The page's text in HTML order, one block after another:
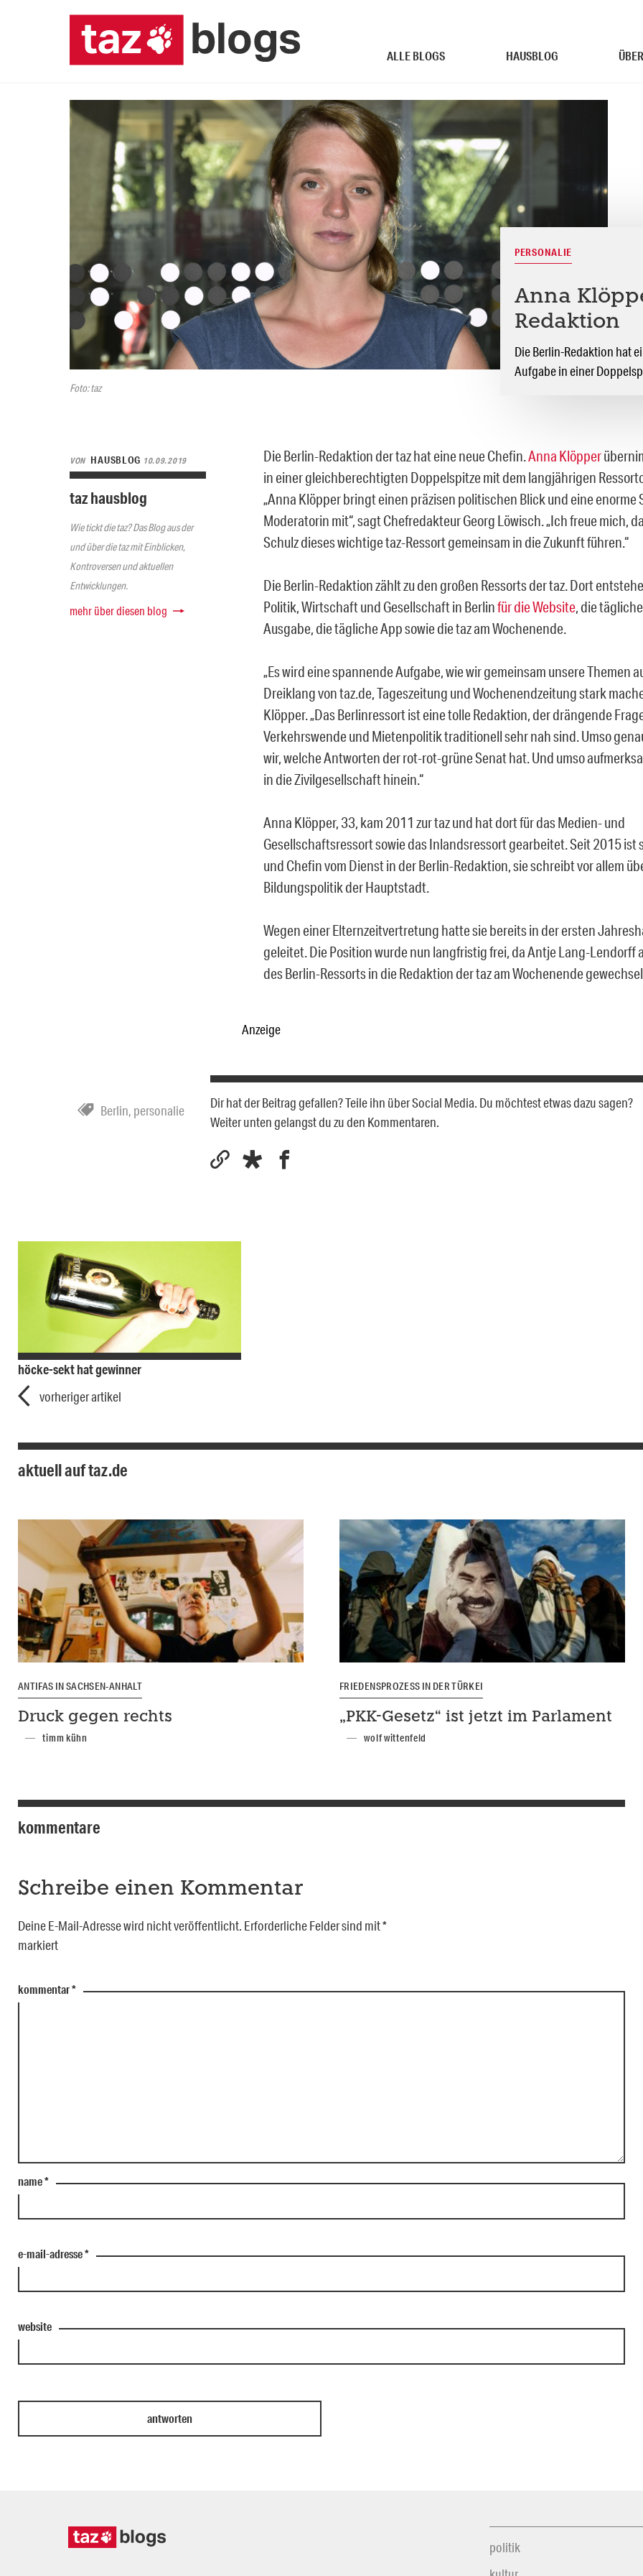
ALLE BLOGS HAUSBLOG
Foto: taz
PERSONALIE
Anna
Redaktion
Die Berlin-Redaktion hat
Aufgabe in einer
VON HAUSBLOG 10.09.2019
taz hausblog
Wie tickt die taz? Das Blog aus der
und über die taz mit Einblicken,
Kontroversen und aktuellen
Entwicklungen.
mehr über diesen blog
Die Berlin-Redaktion der taz hat eine neue Chefin.Anna Klöpper
in einer gleichberechtigten Doppelspitze mit dem langjährigen
„Anna Klöpper bringt einen präzisen politischen Blick und eine enorme
Moderatorin mit“, sagt Chefredakteur Georg Löwisch. „Ich freue mich,
Schulz dieses wichtige taz-Ressort gemeinsam in die Zukunft führen.“
Die Berlin-Redaktion zählt zu den großen Ressorts der taz. Dort
Politik, Wirtschaft und Gesellschaft in Berlinfür die Website, die
Ausgabe, die tägliche App sowie die taz am Wochenende.
„Es wird eine spannende Aufgabe, wie wir gemeinsam unsere Themen
Dreiklang von taz.de, Tageszeitung und Wochenendzeitung stark
Klöpper. „Das Berlinressort ist eine tolle Redaktion, der drängende
Verkehrswende und Mietenpolitik traditionell sehr nah sind. Umso
wir, welche Antworten der rot-rot-grüne Senat hat. Und umso
in die Zivilgesellschaft hinein.“
Anna Klöpper, 33, kam 2011 zur taz und hat dort für das Medien- und
Gesellschaftsressort sowie das Inlandsressort gearbeitet. Seit 2015 ist
und Chefin vom Dienst in der Berlin-Redaktion, sie schreibt vor allem
Bildungspolitik der Hauptstadt.
Wegen einer Elternzeitvertretung hatte sie bereits in der ersten
geleitet. Die Position wurde nun langfristig frei, da Antje Lang-Lendorff
des Berlin-Ressorts in die Redaktion der taz am Wochenende
Anzeige
Berlin, personalie
Dir hat der Beitrag gefallen? Teile ihn über Social Media. Du möchtest etwas dazu sagen?
Weiter unten gelangst du zu den Kommentaren.
höcke-sekt hat gewinner
vorheriger artikel
aktuell auf taz.de
ANTIFAS IN SACHSEN-ANHALT
Druck gegen rechts
timm kühn
FRIEDENSPROZESS IN DER TÜRKEI
„PKK-Gesetz“ ist jetzt im Parlament
wolf wittenfeld
kommentare
Schreibe einen Kommentar
Deine E-Mail-Adresse wird nicht veröffentlicht. Erforderliche Felder sind mit*
markiert
kommentar*
name*
e-mail-adresse*
website
politik